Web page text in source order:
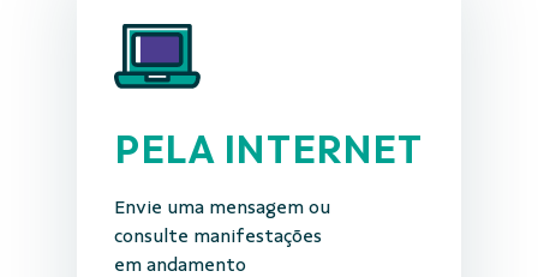
PELA INTERNET
Envie uma mensagem ou
consulte manifestações
em andamento